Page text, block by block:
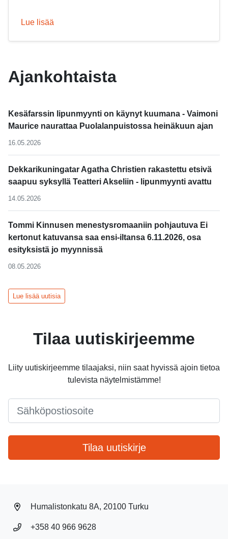
Ajankohtaista
Kesäfarssin lipunmyynti on käynyt kuumana - Vaimoni
Maurice naurattaa Puolalanpuistossa heinäkuun ajan
16.05.2026
Dekkarikuningatar Agatha Christien rakastettu etsivä
saapuu syksyllä Teatteri Akseliin - lipunmyynti avattu
14.05.2026
Tommi Kinnusen menestysromaaniin pohjautuva Ei
kertonut katuvansa saa ensi-iltansa 6.11.2026, osa
esityksistä jo myynnissä
08.05.2026
Lue lisää uutisia
Lue lisää
Tilaa uutiskirjeemme
Liity uutiskirjeemme tilaajaksi, niin saat hyvissä ajoin tietoa
tulevista näytelmistämme!
Tilaa uutiskirje
Humalistonkatu 8A, 20100 Turku
+358 40 966 9628